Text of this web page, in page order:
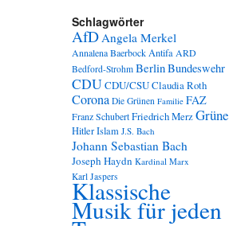
Schlagwörter
AfDAngela Merkel
Annalena BaerbockAntifa ARD
Bedford-Strohm BerlinBundeswehr
CDUCDU/CSUClaudia Roth
Corona Die Grünen Familie FAZ
Franz SchubertFriedrich MerzGrüne
HitlerIslam J.S. Bach
Johann Sebastian Bach
Joseph Haydn Kardinal Marx
Karl Jaspers
Klassische
Musik für jeden